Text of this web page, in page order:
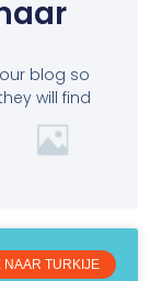
blog so
will find
NAAR TURKIJE